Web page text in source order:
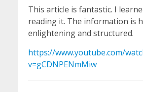
This article is fantastic. I
reading it. The information is
enlightening and structured.
https://www.youtube.com/
v=gCDNPENmMiw